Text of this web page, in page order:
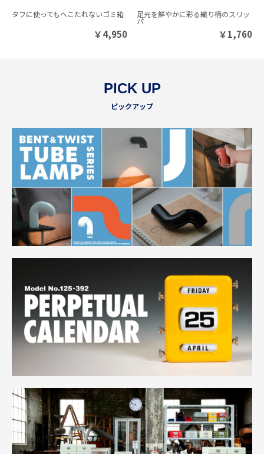
タフに使ってもへこたれないゴミ箱
￥4,950
足元を鮮やかに彩る織り柄のスリッ
パ
￥1,760
PICK UP
ピックアップ